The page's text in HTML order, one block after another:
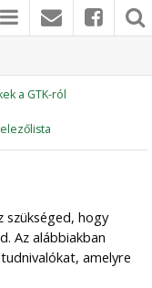
a GTK-ról
szükséged, hogy
Az alábbiakban
amelyre